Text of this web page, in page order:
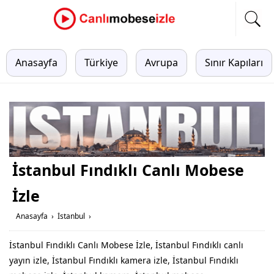
Anasayfa Türkiye Avrupa Sınır Kapıları
İstanbul Fındıklı Canlı Mobese
İzle
Anasayfa › İstanbul ›
İstanbul Fındıklı Canlı Mobese İzle, İstanbul Fındıklı canlı
yayın izle, İstanbul Fındıklı kamera izle, İstanbul Fındıklı